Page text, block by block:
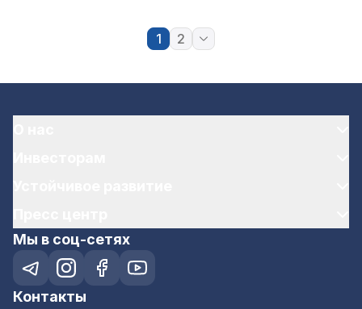
1 2
Мы в соц-сетях
Контакты